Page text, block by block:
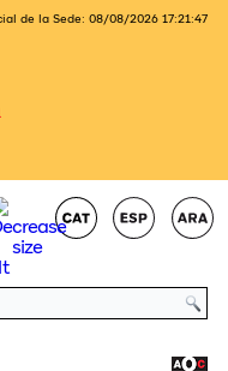
de la Sede: 08/08/2026 17:21:47